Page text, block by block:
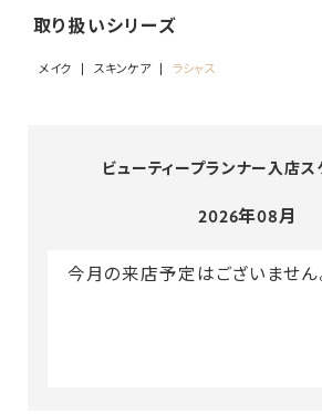
取り扱いシリーズ
メイク スキンケア ラシャス
ビューティープランナー入店ス
2026年08月
今月の来店予定はございません